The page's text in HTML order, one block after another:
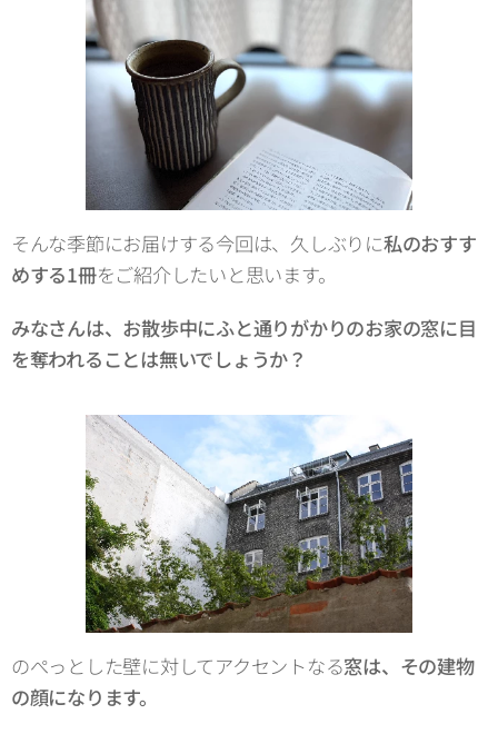
そんな季節にお届けする今回は、久しぶりに私のおすす
めする1冊をご紹介したいと思います。
みなさんは、お散歩中にふと通りがかりのお家の窓に目
を奪われることは無いでしょうか？
のぺっとした壁に対してアクセントなる窓は、その建物
の顔になります。